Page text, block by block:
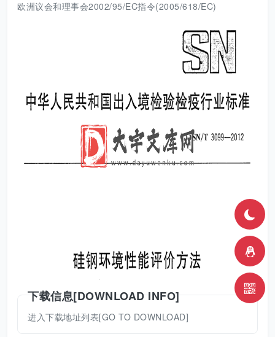
欧洲议会和理事会2002/95/EC指令(2005/618/EC)
下载信息[DOWNLOAD INFO]
进入下载地址列表[GO TO DOWNLOAD]